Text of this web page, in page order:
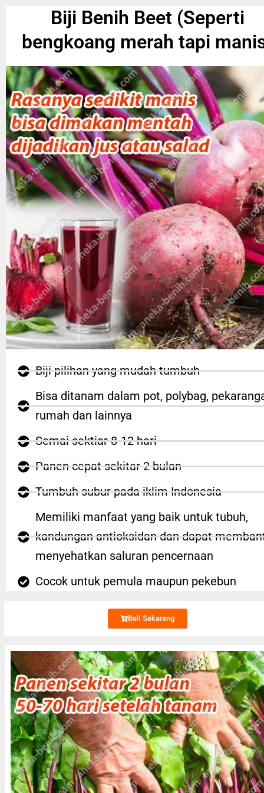
Biji Benih Beet (Seperti
bengkoang merah tapi
Biji pilihan yang mudah tumbuh
Bisa ditanam dalam pot, polybag,
rumah dan lainnya
Semai sektiar 8-12 hari
Panen cepat sekitar 2 bulan
Tumbuh subur pada iklim Indonesia
Memiliki manfaat yang baik untuk tubuh,
kandungan antioksidan dan dapat
menyehatkan saluran pencernaan
Cocok untuk pemula maupun pekebun
Beli Sekarang